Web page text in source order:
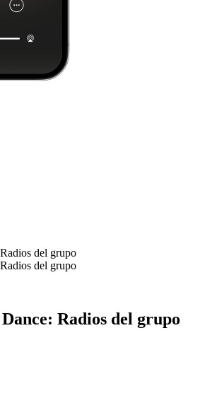
del grupo
del grupo
Radios del grupo